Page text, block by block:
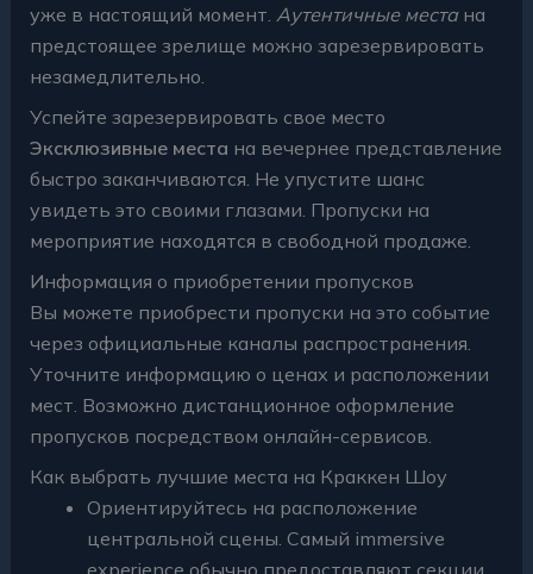
уже в настоящий момент. Аутентичные местана
предстоящее зрелище можно зарезервировать
незамедлительно.
Успейте зарезервировать свое место
Эксклюзивные места на вечернее представление
быстро заканчиваются. Не упустите шанс
увидеть это своими глазами. Пропуски на
мероприятие находятся в свободной продаже.
Информация о приобретении пропусков
Вы можете приобрести пропуски на это событие
через официальные каналы распространения.
Уточните информацию о ценах и расположении
мест. Возможно дистанционное оформление
пропусков посредством онлайн-сервисов.
Как выбрать лучшие места на Краккен Шоу
Ориентируйтесь на расположение
центральной сцены. Самый immersive
experience обычно предоставляют секции